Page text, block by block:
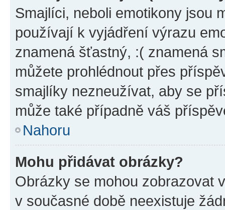
Smajlíci, neboli emotikony jsou
používají k vyjádření výrazu
znamená šťastný, :( znamená
můžete prohlédnout přes
smajlíky nezneužívat, aby se
může také případně váš
Nahoru
Mohu přidávat obrázky?
Obrázky se mohou zobrazovat
v současné době neexistuje